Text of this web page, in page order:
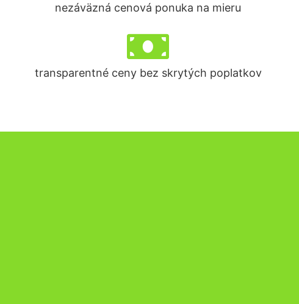
nezáväzná cenová ponuka na mieru
transparentné ceny bez skrytých poplatkov